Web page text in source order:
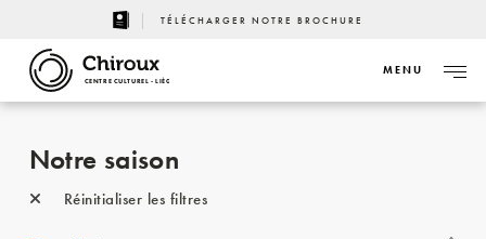
TÉLÉCHARGER NOTRE BROCHURE
CENTRE CULTUREL - LIÈGE
MENU
Notre saison
Réinitialiser les filtres